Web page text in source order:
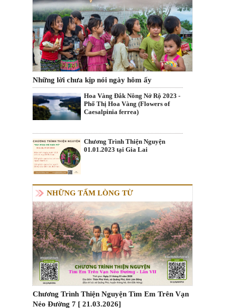
Những lời chưa kịp nói ngày hôm ấy
Hoa Vàng Đắk Nông Nở Rộ 2023 -
Phố Thị Hoa Vàng (Flowers of
Caesalpinia ferrea)
Chương Trình Thiện Nguyện
01.01.2023 tại Gia Lai
NHỮNG TẤM LÒNG TỪ
Chương Trình Thiện Nguyện Tìm Em Trên Vạn
Nẻo Đường 7 [ 21.03.2026]